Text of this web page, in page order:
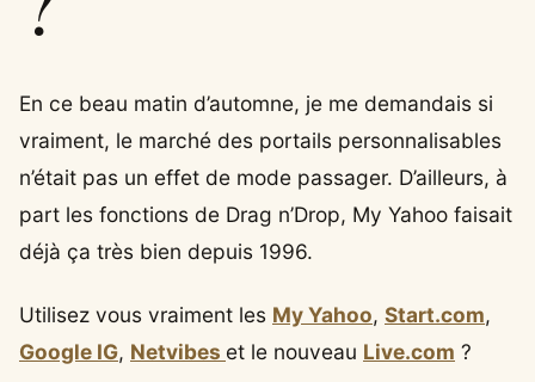
En ce beau matin d’automne, je me demandais si
vraiment, le marché des portails personnalisables
n’était pas un effet de mode passager. D’ailleurs, à
part les fonctions de Drag n’Drop, My Yahoo faisait
déjà ça très bien depuis 1996.
Utilisez vous vraiment les My Yahoo, Start.com,
Google IG, Netvibes et le nouveau Live.com ?